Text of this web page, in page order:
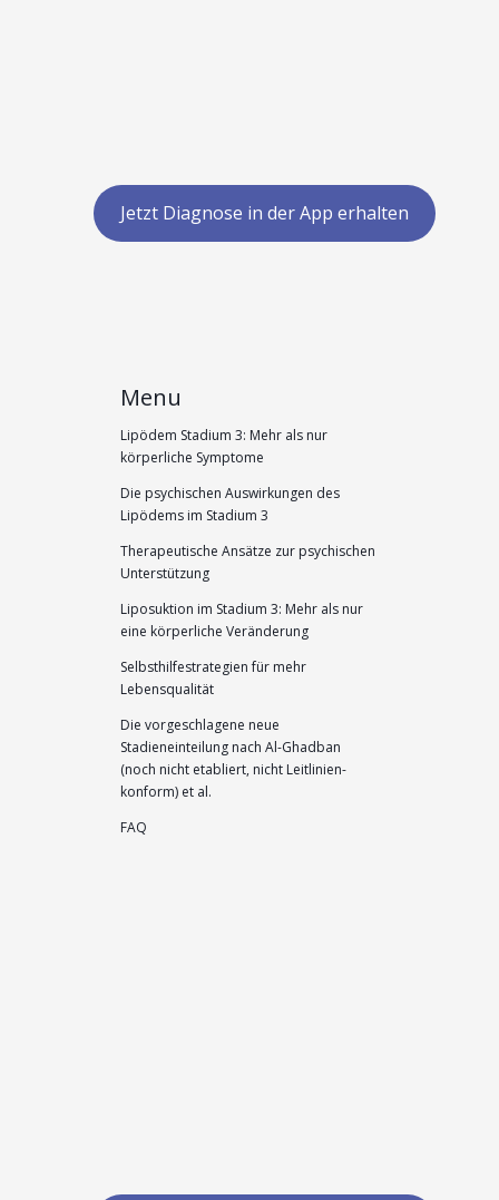
Jetzt Diagnose in der App erhalten
Menu
Lipödem Stadium 3: Mehr als nur
körperliche Symptome
Die psychischen Auswirkungen des
Lipödems im Stadium 3
Therapeutische Ansätze zur psychischen
Unterstützung
Liposuktion im Stadium 3: Mehr als nur
eine körperliche Veränderung
Selbsthilfestrategien für mehr
Lebensqualität
Die vorgeschlagene neue
Stadieneinteilung nach Al-Ghadban
(noch nicht etabliert, nicht Leitlinien-
konform) et al.
FAQ